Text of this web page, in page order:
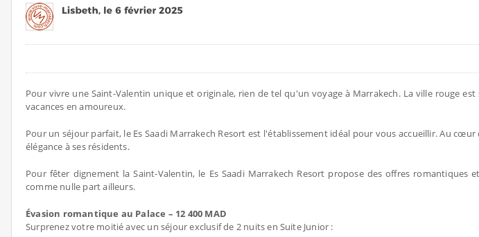
Pour vivre une Saint-Valentin unique et originale, rien de tel qu'un voyage à Marrakech. La ville rouge
vacances en amoureux.
Pour un séjour parfait, le Es Saadi Marrakech Resort est l'établissement idéal pour vous accueillir. Au
élégance à ses résidents.
Pour fêter dignement la Saint-Valentin, le Es Saadi Marrakech Resort propose des offres romantiques
comme nulle part ailleurs.
Évasion romantique au Palace – 12 400 MAD
Surprenez votre moitié avec un séjour exclusif de 2 nuits en Suite Junior :